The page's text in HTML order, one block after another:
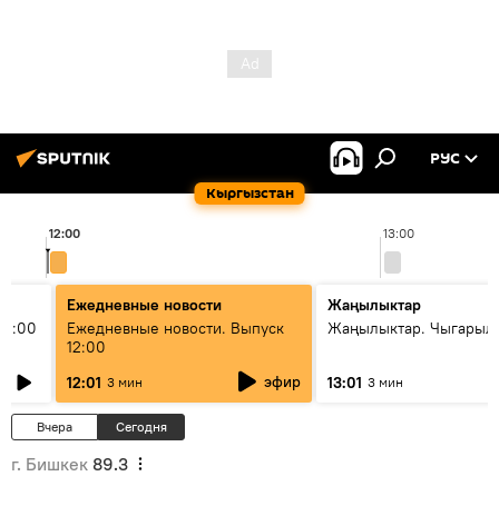
Кыргызстан
РУС
13:00
12:00
Ежедневные новости
Ежедневные новости. Выпуск
12:00
12:01 3 мин эфир
Жаңылыктар
Жаңылыктар.
13:01 3 мин
Вчера Сегодня
г. Бишкек 89.3